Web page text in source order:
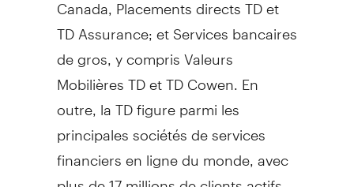
TD Assurance; et Services bancaires
de gros, y compris Valeurs
Mobilières TD et TD Cowen. En
outre, la TD figure parmi les
principales sociétés de services
financiers en ligne du monde, avec
plus de 17 millions de clients actifs